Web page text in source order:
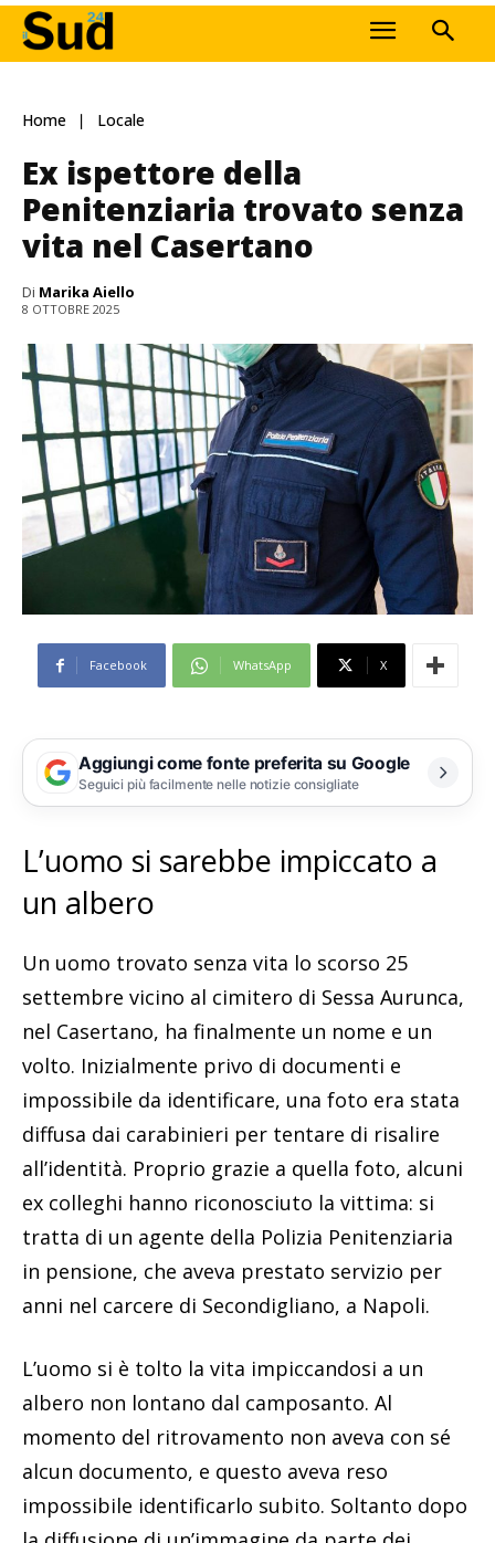
Home Locale
Ex ispettore della
Penitenziaria trovato senza
vita nel Casertano
Di Marika Aiello
8 OTTOBRE 2025
Facebook WhatsApp X
Aggiungi come fonte preferita su Google
Seguici più facilmente nelle notizie consigliate
L’uomo si sarebbe impiccato a
un albero
Un uomo trovato senza vita lo scorso 25
settembre vicino al cimitero di Sessa Aurunca,
nel Casertano, ha finalmente un nome e un
volto. Inizialmente privo di documenti e
impossibile da identificare, una foto era stata
diffusa dai carabinieri per tentare di risalire
all’identità. Proprio grazie a quella foto, alcuni
ex colleghi hanno riconosciuto la vittima: si
tratta di un agente della Polizia Penitenziaria
in pensione, che aveva prestato servizio per
anni nel carcere di Secondigliano, a Napoli.
L’uomo si è tolto la vita impiccandosi a un
albero non lontano dal camposanto. Al
momento del ritrovamento non aveva con sé
alcun documento, e questo aveva reso
impossibile identificarlo subito. Soltanto dopo